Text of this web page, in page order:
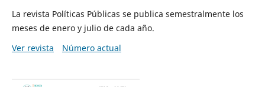
La revista Políticas Públicas se publica semestralmente los
meses de enero y julio de cada año.
Ver revista
Número actual